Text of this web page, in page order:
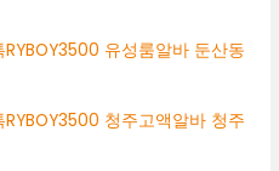
유성룸알바 둔산동
청주고액알바 청주